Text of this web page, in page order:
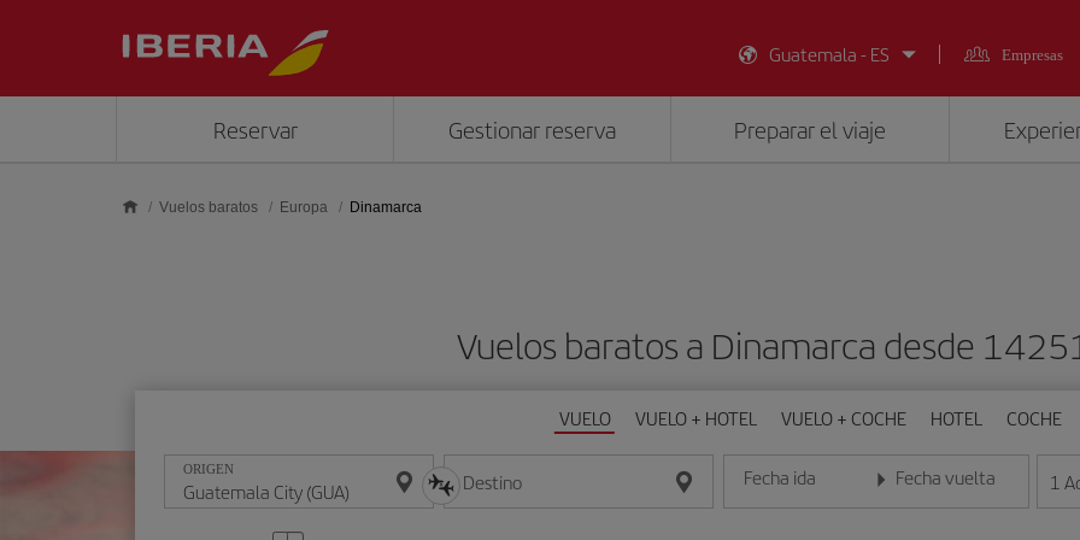
Guatemala - ES
Empresas
Reservar Gestionar reserva Preparar el viaje
Vuelos baratos Europa Dinamarca
Vuelos baratos a Dinamarca desde
VUELO VUELO + HOTEL VUELO + COCHE HOTEL COCHE
ORIGEN Destino Fecha ida
Introduce la fecha en formato día/mes/año
Fecha vuelta
Introduce la fecha en 1